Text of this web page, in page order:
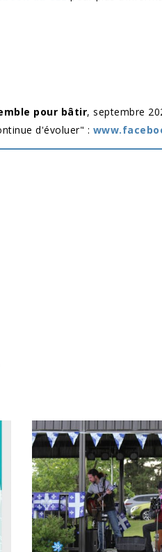
pour bâtir, septembre
d'évoluer" :